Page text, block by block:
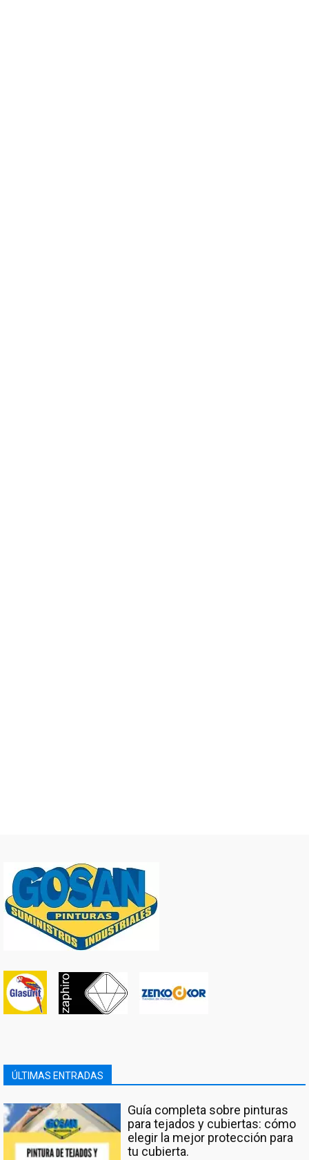
ÚLTIMAS ENTRADAS
Guía completa sobre pinturas
para tejados y cubiertas: cómo
elegir la mejor protección para
tu cubierta.